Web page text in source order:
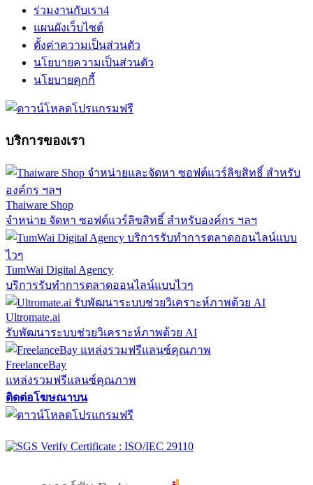
ร่วมงานกับเรา4
แผนผังเว็บไซต์
ตั้งค่าความเป็นส่วนตัว
นโยบายความเป็นส่วนตัว
นโยบายคุกกี้
บริการของเรา
Thaiware Shop
จำหน่าย จัดหา ซอฟต์แวร์ลิขสิทธิ์ สำหรับองค์กร ฯลฯ
TumWai Digital Agency
บริการรับทำการตลาดออนไลน์แบบไวๆ
Ultromate.ai
รับพัฒนาระบบช่วยวิเคราะห์ภาพด้วย AI
FreelanceBay
แหล่งรวมฟรีแลนซ์คุณภาพ
ติดต่อโฆษณาบน